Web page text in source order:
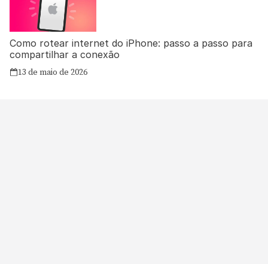
Como rotear internet do iPhone: passo a passo para
compartilhar a conexão
13 de maio de 2026